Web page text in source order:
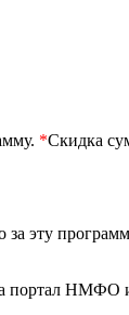
*Скидка
эту
портал НМФО и